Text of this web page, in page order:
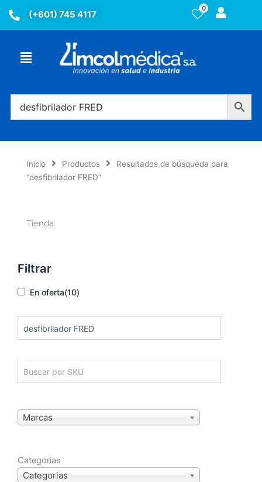
(+601) 745 4117
0
Menú
Inicio Productos
Resultados de búsqueda para
“desfibrilador FRED”
Tienda
Filtrar
En oferta(10)
Marcas
Categorias
Categorias